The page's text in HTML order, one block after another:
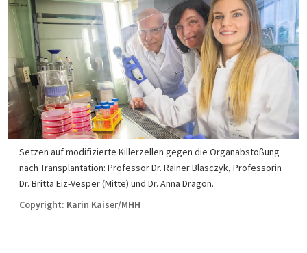
Setzen auf modifizierte Killerzellen gegen die Organabstoßung
nach Transplantation: Professor Dr. Rainer Blasczyk, Professorin
Dr. Britta Eiz-Vesper (Mitte) und Dr. Anna Dragon.
Copyright: Karin Kaiser/MHH